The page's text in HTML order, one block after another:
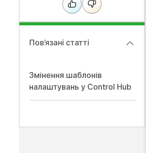
Пов’язані статті
Змінення шаблонів
налаштувань у Control Hub